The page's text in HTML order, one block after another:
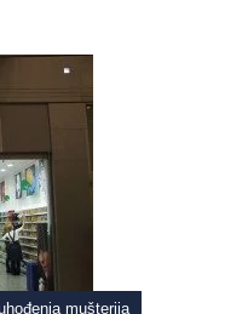
mušterija